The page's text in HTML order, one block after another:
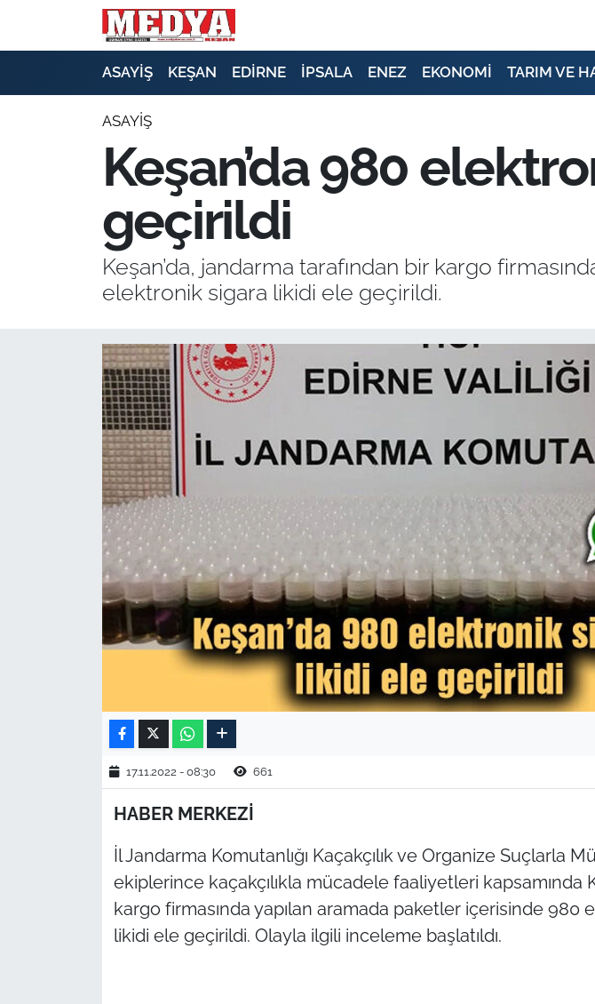
ASAYİŞ KEŞAN EDİRNE İPSALA ENEZ EKONOMİ TARIM VE
ASAYİŞ
Keşan’da 980
geçirildi
Keşan’da, jandarma tarafından bir kargo
elektronik sigara likidi ele geçirildi.
17.11.2022 - 08:30 661
HABER MERKEZİ
İl Jandarma Komutanlığı Kaçakçılık ve Organize Suçlarla
ekiplerince kaçakçılıkla mücadele faaliyetleri kapsamında
kargo firmasında yapılan aramada paketler içerisinde 980
likidi ele geçirildi. Olayla ilgili inceleme başlatıldı.
E-GAZETE
GÜNDEM
EKONOMİ
SAĞLIK
EĞİTİM
TARIM VE HAYVANCILIK
KÜLTÜR SANAT
RESMİ İLAN
KIRKLARELİ
ÇANAKKALE